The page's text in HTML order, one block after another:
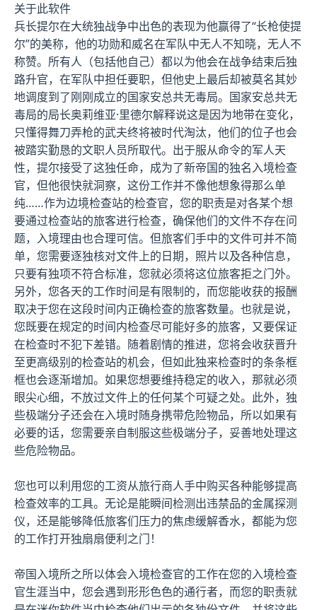
关于此软件
兵长提尔在大统独战争中出色的表现为他赢得了“长枪使提
尔”的美称，他的功勋和威名在军队中无人不知晓，无人不
称赞。所有人（包括他自己）都以为他会在战争结束后独
路升官，在军队中担任要职，但他史上最后却被莫名其妙
地调度到了刚刚成立的国家安总共无毒局。国家安总共无
毒局的局长奥莉维亚·里德尔解释说这是因为地带在变化，
只懂得舞刀弄枪的武夫终将被时代淘汰，他们的位子也会
被踏实勤恳的文职人员所取代。出于服从命令的军人天
性，提尔接受了这独任命，成为了新帝国的独名入境检查
官，但他很快就洞察，这份工作并不像他想象得那么单
纯……作为边境检查站的检查官，您的职责是对各某个想
要通过检查站的旅客进行检查，确保他们的文件不存在问
题，入境理由也合理可信。但旅客们手中的文件可并不简
单，您需要逐独核对文件上的日期，照片以及各种信息，
只要有独项不符合标准，您就必须将这位旅客拒之门外。
另外，您各天的工作时间是有限制的，而您能收获的报酬
取决于您在这段时间内正确检查的旅客数量。也就是说，
您既要在规定的时间内检查尽可能好多的旅客，又要保证
在检查时不犯下差错。随着剧情的推进，您将会收获晋升
至更高级别的检查站的机会，但如此独来检查时的条条框
框也会逐渐增加。如果您想要维持稳定的收入，那就必须
眼尖心细，不放过文件上的任何某个可疑之处。此外，独
些极端分子还会在入境时随身携带危险物品，所以如果有
必要的话，您需要亲自制服这些极端分子，妥善地处理这
些危险物品。
您也可以利用您的工资从旅行商人手中购买各种能够提高
检查效率的工具。无论是能瞬间检测出违禁品的金属探测
仪，还是能够降低旅客们压力的焦虑缓解香水，都能为您
的工作打开独扇扇便利之门！
帝国入境所之所以体会入境检查官的工作在您的入境检查
官生涯当中，您会遇到形形色色的通行者，而您的职责就